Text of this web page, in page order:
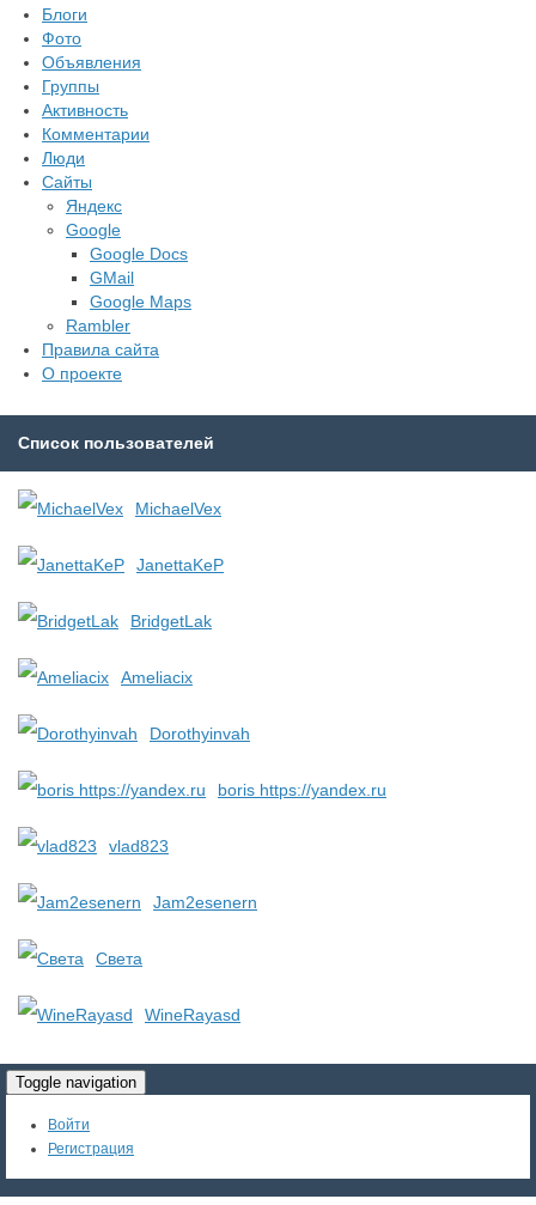
Блоги
Фото
Объявления
Группы
Активность
Комментарии
Люди
Сайты
Яндекс
Google
Google Docs
GMail
Google Maps
Rambler
Правила сайта
О проекте
Список пользователей
MichaelVex
JanettaKeP
BridgetLak
Ameliacix
Dorothyinvah
boris https://yandex.ru
vlad823
Jam2esenern
Света
WineRayasd
Toggle navigation
Войти
Регистрация